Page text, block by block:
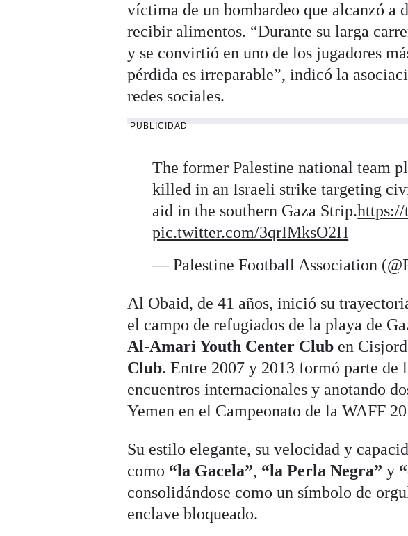
víctima de un bombardeo que alcanzó a
recibir alimentos. “Durante su larga
y se convirtió en uno de los jugadores
pérdida es irreparable”, indicó la
redes sociales.
PUBLICIDAD
The former Palestine national team
killed in an Israeli strike targeting
aid in the southern Gaza Strip.
pic.twitter.com/3qrIMksO2H
— Palestine Football Association
Al Obaid, de 41 años, inició su
el campo de refugiados de la playa de
Al‑Amari Youth Center Club en
Club. Entre 2007 y 2013 formó parte de
encuentros internacionales y anotando
Yemen en el Campeonato de la WAFF
Su estilo elegante, su velocidad y
como “la Gacela”, “la Perla Negra” y
consolidándose como un símbolo de
enclave bloqueado.